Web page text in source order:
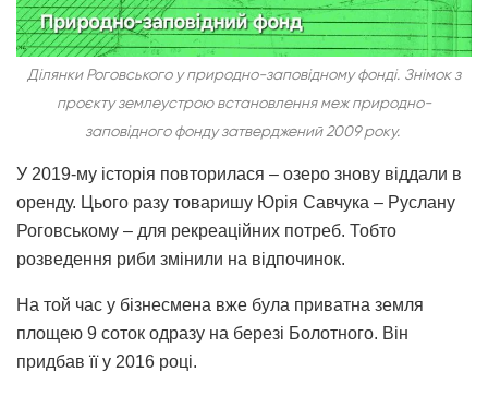
Ділянки Роговського у природно-заповідному фонді. Знімок з
проєкту землеустрою встановлення меж природно-
заповідного фонду затверджений 2009 року.
У 2019-му історія повторилася – озеро знову віддали в
оренду. Цього разу товаришу Юрія Савчука – Руслану
Роговському – для рекреаційних потреб. Тобто
розведення риби змінили на відпочинок.
На той час у бізнесмена вже була приватна земля
площею 9 соток одразу на березі Болотного. Він
придбав її у 2016 році.